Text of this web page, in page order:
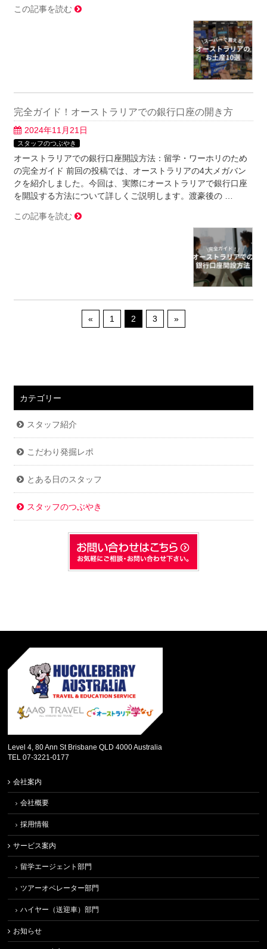
この記事を読む
完全ガイド！オーストラリアでの銀行口座の開き方
2024年11月21日
スタッフのつぶやき
オーストラリアでの銀行口座開設方法：留学・ワーホリのため
の完全ガイド 前回の投稿では、オーストラリアの4大メガバン
クを紹介しました。今回は、実際にオーストラリアで銀行口座
を開設する方法について詳しくご説明します。渡豪後の …
この記事を読む
« 1 2 3 »
カテゴリー
スタッフ紹介
こだわり発掘レポ
とある日のスタッフ
スタッフのつぶやき
Level 4, 80 Ann St Brisbane QLD 4000 Australia
TEL 07-3221-0177
会社案内
会社概要
採用情報
サービス案内
留学エージェント部門
ツアーオペレーター部門
ハイヤー（送迎車）部門
お知らせ